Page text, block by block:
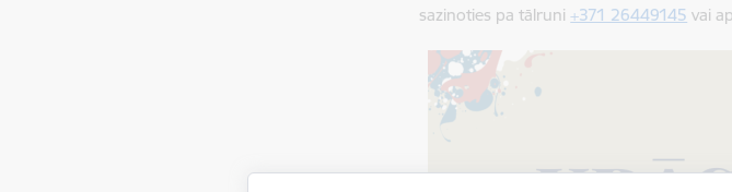
sazinoties pa tālruni+371 26449145 vai